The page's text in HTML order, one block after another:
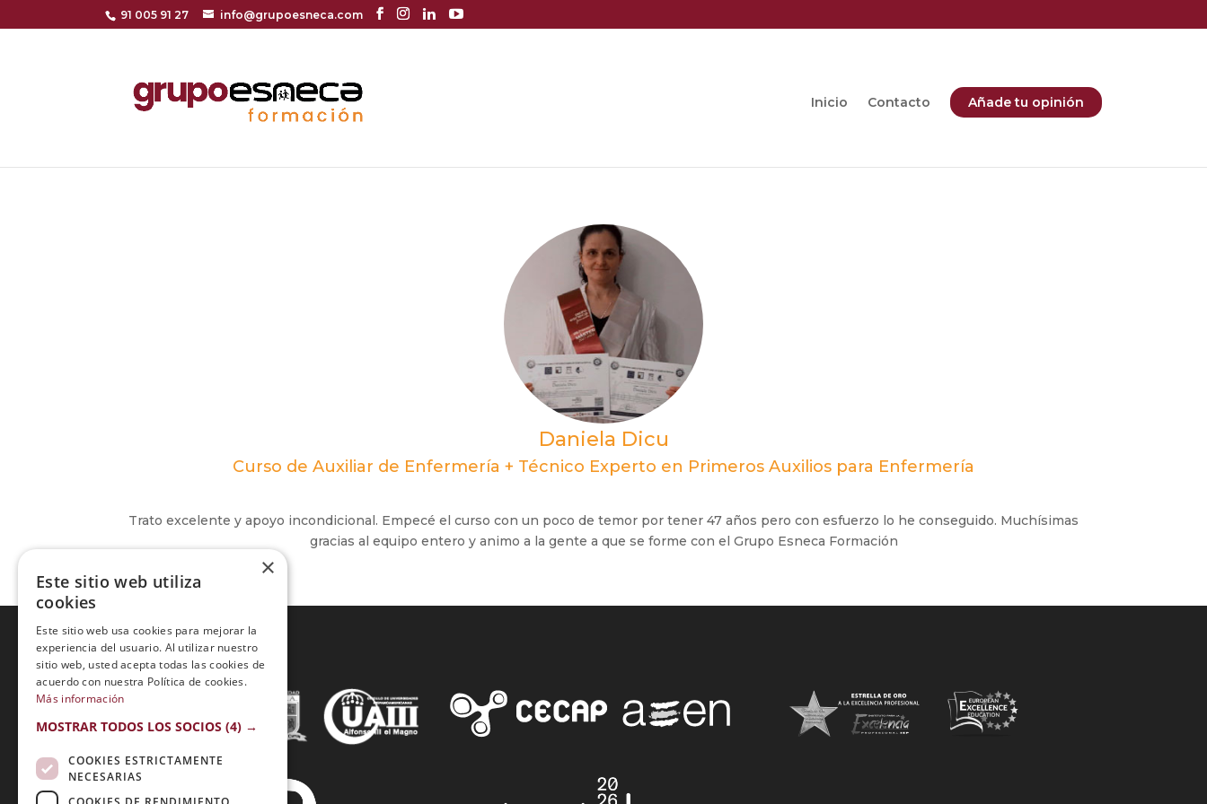
91 005 91 27 info@grupoesneca.com
Inicio Contacto Añade tu opinión
Daniela Dicu
Curso de Auxiliar de Enfermería + Técnico Experto en Primeros Auxilios para Enfermería
Trato excelente y apoyo incondicional. Empecé el curso con un poco de temor por tener 47 años pero con esfuerzo lo he conseguido. Muchísimas
gracias al equipo entero y animo a la gente a que se forme con el Grupo Esneca Formación
Acreditaciones:
×
Este sitio web utiliza
cookies
Este sitio web usa cookies para mejorar la
experiencia del usuario. Al utilizar nuestro
sitio web, usted acepta todas las cookies de
acuerdo con nuestra Política de cookies.
Más información
MOSTRAR TODOS LOS SOCIOS (4) →
COOKIES ESTRICTAMENTE
NECESARIAS